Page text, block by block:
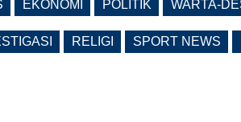
EKONOMI POLITIK WARTA-
RELIGI SPORT NEWS